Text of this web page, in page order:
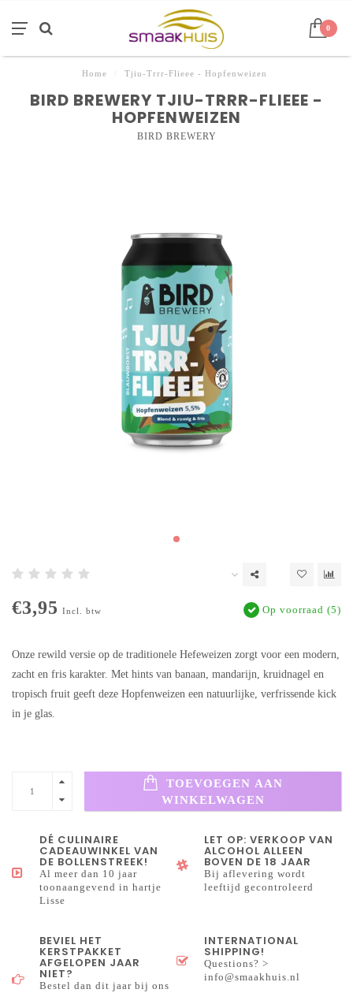
0
Home Tjiu-Trrr-Flieee - Hopfenweizen
BIRD BREWERY TJIU-TRRR-FLIEEE -
HOPFENWEIZEN
BIRD BREWERY
€3,95 Incl. btw Op voorraad (5)
Onze rewild versie op de traditionele Hefeweizen zorgt voor een modern,
zacht en fris karakter. Met hints van banaan, mandarijn, kruidnagel en
tropisch fruit geeft deze Hopfenweizen een natuurlijke, verfrissende kick
in je glas.
TOEVOEGEN AAN
WINKELWAGEN
DÉ CULINAIRE
CADEAUWINKEL VAN
DE BOLLENSTREEK!
Al meer dan 10 jaar
toonaangevend in hartje
Lisse
LET OP: VERKOOP VAN
ALCOHOL ALLEEN
BOVEN DE 18 JAAR
Bij aflevering wordt
leeftijd gecontroleerd
BEVIEL HET
KERSTPAKKET
AFGELOPEN JAAR
NIET?
Bestel dan dit jaar bij ons
INTERNATIONAL
SHIPPING!
Questions? >
info@smaakhuis.nl